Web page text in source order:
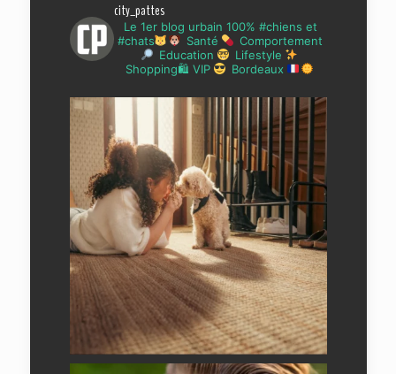
city_pattes
Le 1er blog urbain 100% #chiens et
#chats
Santé
Comportement
Education
Lifestyle
Shopping🛍 VIP
Bordeaux